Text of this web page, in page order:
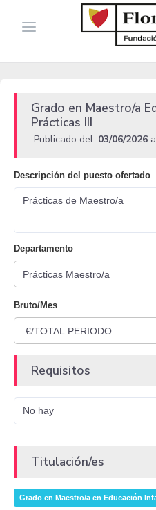
Grado en Maestro/a
Prácticas III
Publicado del: 03/06/2026
Descripción del puesto ofertado
Prácticas de Maestro/a
Departamento
Bruto/Mes
Requisitos
No hay
Titulación/es
Grado en Maestro/a en Educación